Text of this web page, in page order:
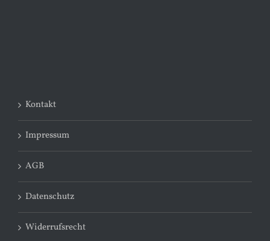
Kontakt
Impressum
AGB
Datenschutz
Widerrufsrecht